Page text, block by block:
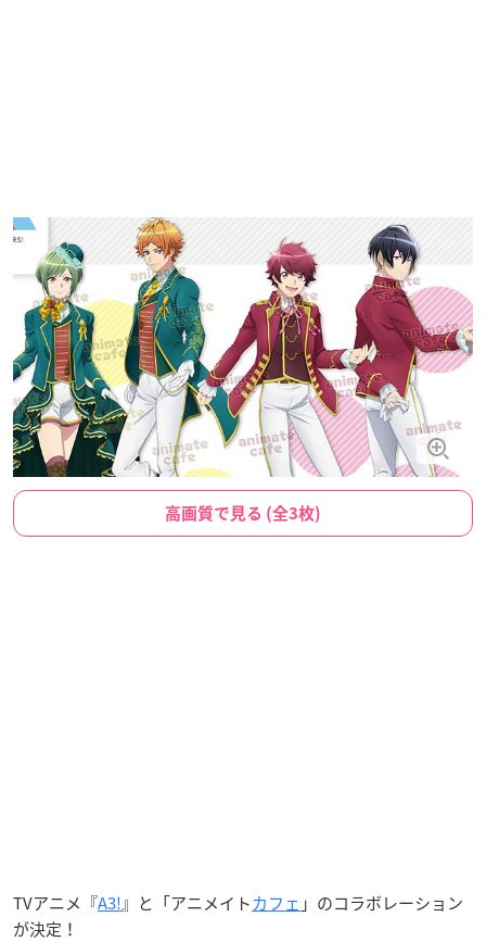
高画質で見る (全3枚)
TVアニメ『A3!』と「アニメイトカフェ 」のコラボレーション
が決定！